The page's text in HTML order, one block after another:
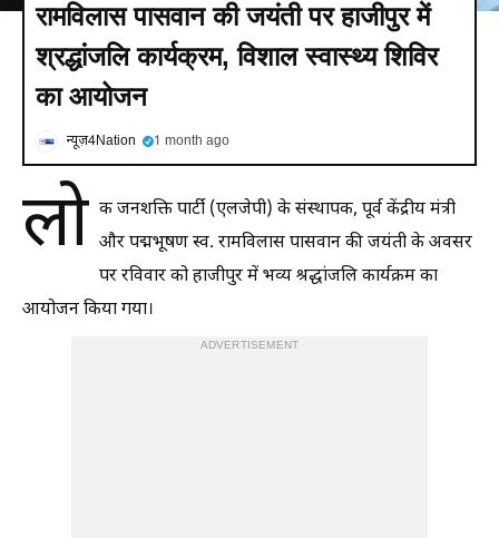
रामविलास पासवान की जयंती पर हाजीपुर में
श्रद्धांजलि कार्यक्रम, विशाल स्वास्थ्य शिविर
का आयोजन
न्यूज़4Nation 1 month ago
लो क जनशक्ति पार्टी (एलजेपी) के संस्थापक, पूर्व केंद्रीय मंत्री
और पद्मभूषण स्व. रामविलास पासवान की जयंती के अवसर
पर रविवार को हाजीपुर में भव्य श्रद्धांजलि कार्यक्रम का
आयोजन किया गया।
ADVERTISEMENT